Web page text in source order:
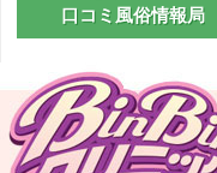
口コミ風俗情報局